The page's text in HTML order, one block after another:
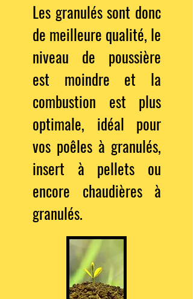
Les granulés sont donc
de meilleure qualité, le
niveau de poussière
est moindre et la
combustion est plus
optimale, idéal pour
vos poêles à granulés,
insert à pellets ou
encore chaudières à
granulés.